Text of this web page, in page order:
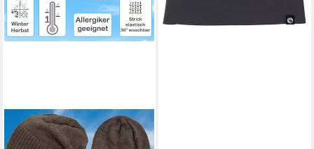
COMPAGNO
Strickmütze (1-St) Gefütterte